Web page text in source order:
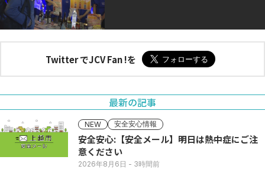
Twitter でJCV Fan !を
最新の記事
NEW 安全安心情報
安全安心:【安全メール】明日は熱中症にご注
意ください
2026年8月6日 - 3時間前